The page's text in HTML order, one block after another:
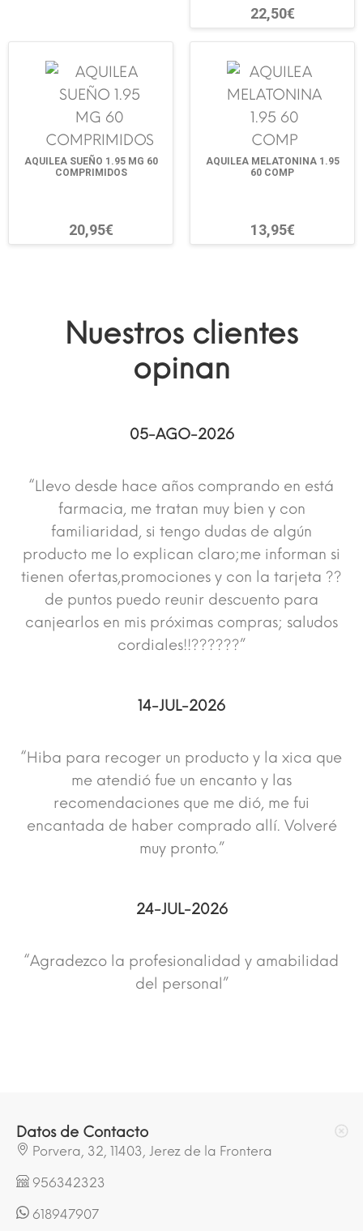
22,50€
AQUILEA SUEÑO 1.95 MG 60
COMPRIMIDOS
20,95€
AQUILEA MELATONINA 1.95
60 COMP
13,95€
Nuestros clientes
opinan
05-AGO-2026
“Llevo desde hace años comprando en está
farmacia, me tratan muy bien y con
familiaridad, si tengo dudas de algún
producto me lo explican claro;me informan si
tienen ofertas,promociones y con la tarjeta ??
de puntos puedo reunir descuento para
canjearlos en mis próximas compras; saludos
cordiales!!??????”
14-JUL-2026
“Hiba para recoger un producto y la xica que
me atendió fue un encanto y las
recomendaciones que me dió, me fui
encantada de haber comprado allí. Volveré
muy pronto.”
24-JUL-2026
“Agradezco la profesionalidad y amabilidad
del personal”
Datos de Contacto
Porvera, 32, 11403, Jerez de la Frontera
956342323
618947907